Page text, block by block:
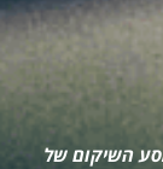
השיקום של